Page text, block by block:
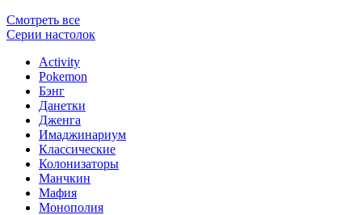
Смотреть все
Серии настолок
Activity
Pokemon
Бэнг
Данетки
Дженга
Имаджинариум
Классические
Колонизаторы
Манчкин
Мафия
Монополия